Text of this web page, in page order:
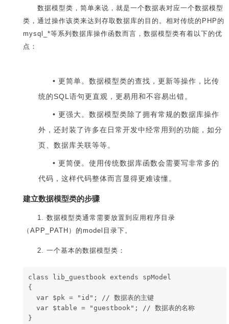
数据模型类，简单来说，就是一个数据表对应一个数据模型
类，通过操作该类来达到存取数据库的目的。相对传统的PHP的
mysql_*等系列数据库操作函数而言，数据模型类有着以下的优
点：
更简单。数据模型类的查找，更新等操作，比传
统的SQL语句更直观，更易用和不容易出错。
更强大。数据模型类除了拥有常规的数据库操作
外，还封装了许多在日常开发中经常用到的功能，如分
页、数据库关联等等。
更简便。使用传统数据库函数会需要写非常多的
代码，这样代码整体而言显得更难读懂。
建立数据模型类的步骤
1. 数据模型类通常需要放置到应用程序目录
（APP_PATH）的model目录下。
2. 一个基本的数据模型类：
class lib_guestbook extends spModel
{
var $pk = "id"; // 数据表的主键
var $table = "guestbook"; // 数据表的名称
}